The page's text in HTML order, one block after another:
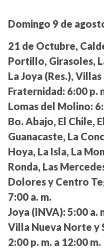
Domingo 9 de
21 de Octubre,
Portillo, Girasoles,
La Joya (Res.),
Fraternidad: 6:00 p.
Lomas del Molino:
Bo. Abajo, El Chile,
Guanacaste, La
Hoya, La Isla, La
Ronda, Las
Dolores y Centro
7:00 a. m.
Joya (INVA): 5:00 a.
Villa Nueva Norte y
2:00 p. m. a 12:00 m.